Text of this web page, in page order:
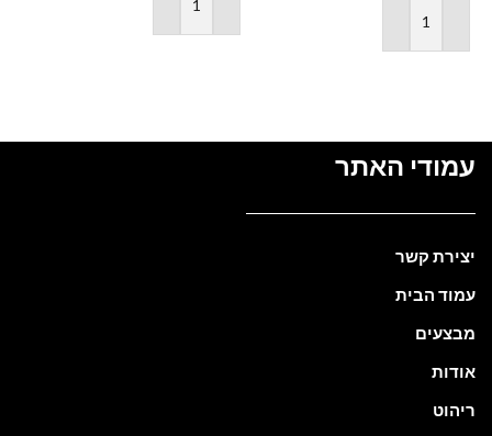
הוספה לסל
הוספה לסל
עמודי האתר
יצירת קשר
עמוד הבית
מבצעים
אודות
ריהוט